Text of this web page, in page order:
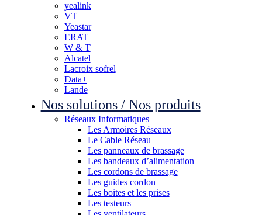
yealink
VT
Yeastar
ERAT
W & T
Alcatel
Lacroix sofrel
Data+
Lande
Nos solutions / Nos produits
Réseaux Informatiques
Les Armoires Réseaux
Le Cable Réseau
Les panneaux de brassage
Les bandeaux d’alimentation
Les cordons de brassage
Les guides cordon
Les boites et les prises
Les testeurs